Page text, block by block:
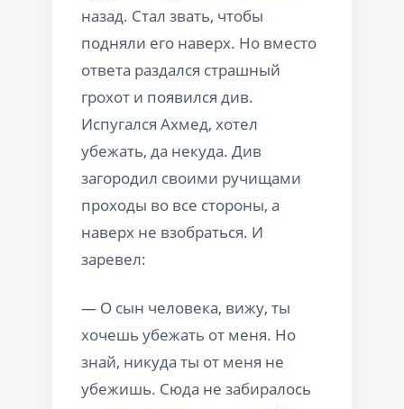
назад. Стал звать, чтобы
подняли его наверх. Но вместо
ответа раздался страшный
грохот и появился див.
Испугался Ахмед, хотел
убежать, да некуда. Див
загородил своими ручищами
проходы во все стороны, а
наверх не взобраться. И
заревел:
— О сын человека, вижу, ты
хочешь убежать от меня. Но
знай, никуда ты от меня не
убежишь. Сюда не забиралось